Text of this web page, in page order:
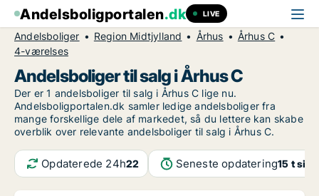
Andelsboligportalen.dk LIVE
Andelsboliger Region Midtjylland Århus
Århus C
4-værelses
Andelsboliger til salg i Århus C
Der er 1 andelsboliger til salg i Århus C lige nu.
Andelsboligportalen.dk samler ledige andelsboliger fra
mange forskellige dele af markedet, så du lettere kan skabe
overblik over relevante andelsboliger til salg i Århus C.
Opdaterede 24h22 Seneste opdatering15 t